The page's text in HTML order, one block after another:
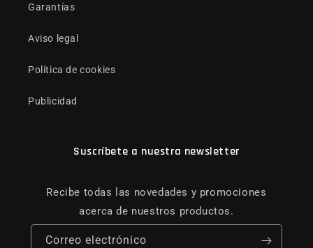
Garantías
Aviso legal
Política de cookies
Publicidad
Suscríbete a nuestra newsletter
Recibe todas las novedades y promociones
acerca de nuestros productos.
Correo electrónico